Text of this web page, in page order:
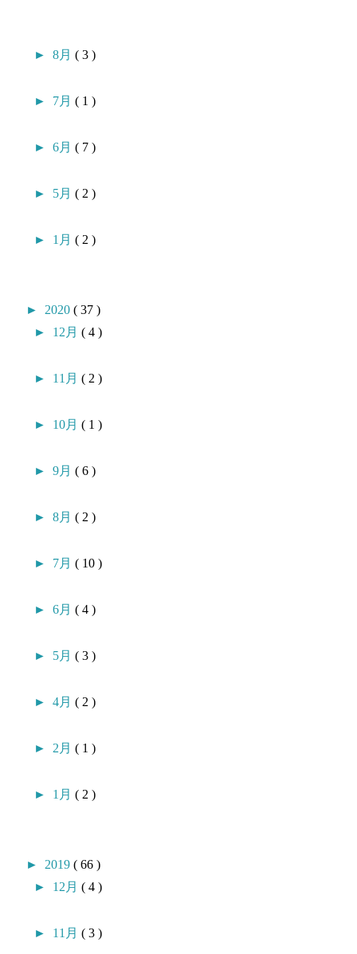
►8月( 3 )
► 7月( 1 )
►6月( 7 )
► 5月( 2 )
► 1月( 2 )
► 2020( 37 )
► 12月( 4 )
► 11月( 2 )
► 10月( 1 )
►9月( 6 )
►8月( 2 )
► 7月( 10 )
►6月( 4 )
► 5月( 3 )
►4月( 2 )
► 2月( 1 )
► 1月( 2 )
► 2019( 66 )
► 12月( 4 )
► 11月( 3 )